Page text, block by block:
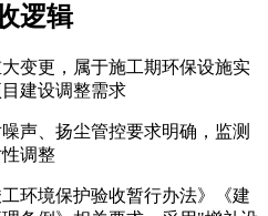
逻辑
变更，属于施工期环保设施实
建设调整需求
声、扬尘管控要求明确，监测
调整
环境保护验收暂行办法》《建